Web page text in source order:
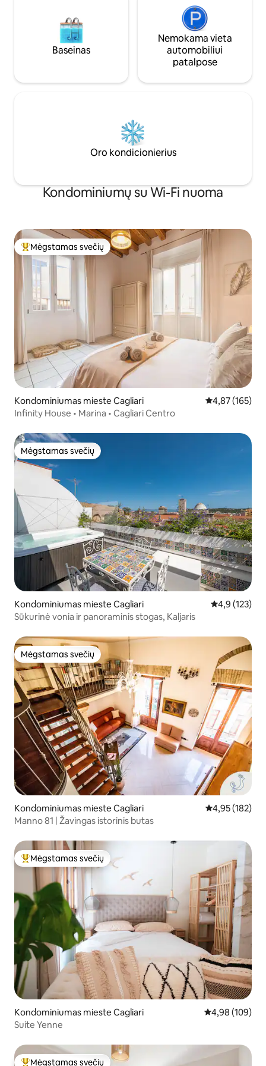
Baseinas
Nemokama vieta
automobiliui
patalpose
Oro kondicionierius
Kondominiumų su Wi-Fi nuoma
Svečių mėgstamiausias
Mėgstamas svečių
Kondominiumas mieste Cagliari Vidutinis
4,87 (165)
Infinity House • Marina • Cagliari Centro
Mėgstamas svečių
Mėgstamas svečių
Kondominiumas mieste Cagliari Vidutinis
4,9 (123)
Sūkurinė vonia ir panoraminis stogas, Kaljaris
Mėgstamas svečių
Mėgstamas svečių
Kondominiumas mieste Cagliari Vidutinis
4,95 (182)
Manno 81 | Žavingas istorinis butas
Svečių mėgstamiausias
Mėgstamas svečių
Kondominiumas mieste Cagliari Vidutinis
4,98 (109)
Suite Yenne
Mėgstamas svečių